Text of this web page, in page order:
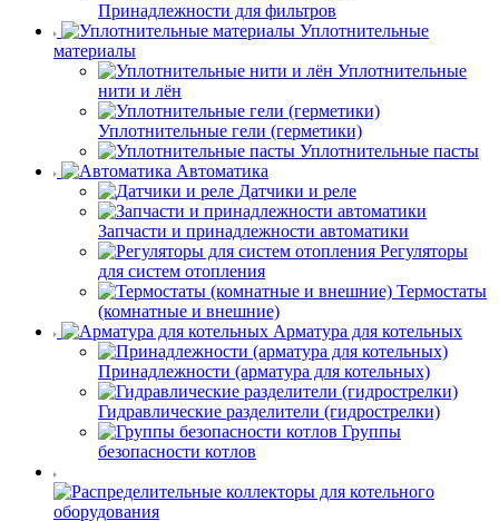
Принадлежности для фильтров
Уплотнительные
материалы
Уплотнительные
нити и лён
Уплотнительные гели (герметики)
Уплотнительные пасты
Автоматика
Датчики и реле
Запчасти и принадлежности автоматики
Регуляторы
для систем отопления
Термостаты
(комнатные и внешние)
Арматура для котельных
Принадлежности (арматура для котельных)
Гидравлические разделители (гидрострелки)
Группы
безопасности котлов